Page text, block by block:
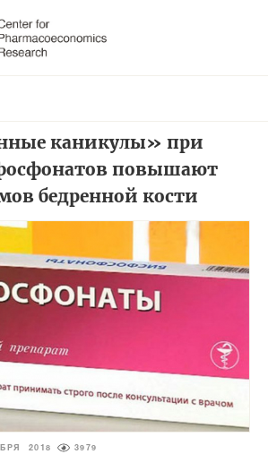
каникулы» при
повышают
бедренной кости
2018 3979